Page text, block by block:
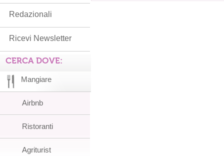
Redazionali
Ricevi Newsletter
CERCA DOVE:
Mangiare
Airbnb
Ristoranti
Agriturist